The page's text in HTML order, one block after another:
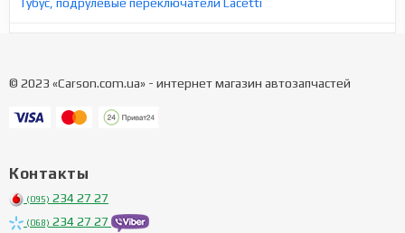
Тубус, подрулевые переключатели Lacetti
© 2023 «Carson.com.ua» - интернет магазин автозапчастей
Контакты
(095) 234 27 27
(068) 234 27 27